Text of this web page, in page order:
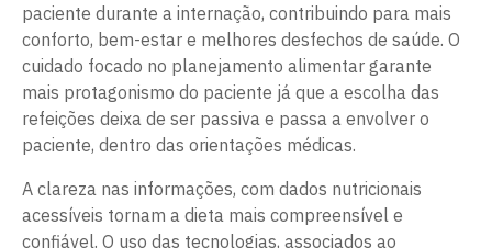
paciente durante a internação, contribuindo para mais
conforto, bem-estar e melhores desfechos de saúde. O
cuidado focado no planejamento alimentar garante
mais protagonismo do paciente já que a escolha das
refeições deixa de ser passiva e passa a envolver o
paciente, dentro das orientações médicas.
A clareza nas informações, com dados nutricionais
acessíveis tornam a dieta mais compreensível e
confiável. O uso das tecnologias, associados ao